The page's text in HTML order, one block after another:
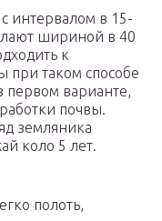
интервалом в 15-
шириной в 40
к
таком способе
первом варианте,
почвы.
земляника
коло 5 лет.
полоть,